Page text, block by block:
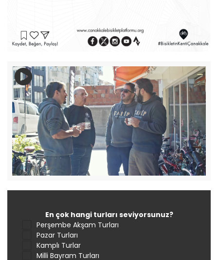
En çok hangi turları seviyorsunuz?
Perşembe Akşam Turları
Pazar Turları
Kamplı Turlar
Milli Bayram Turları